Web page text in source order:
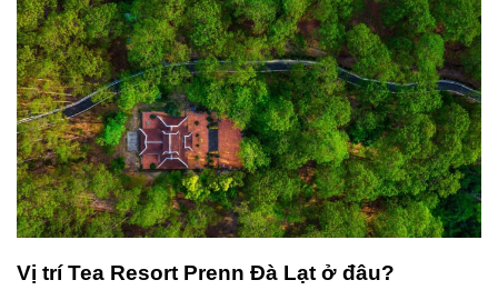
Vị trí Tea Resort Prenn Đà Lạt ở đâu?